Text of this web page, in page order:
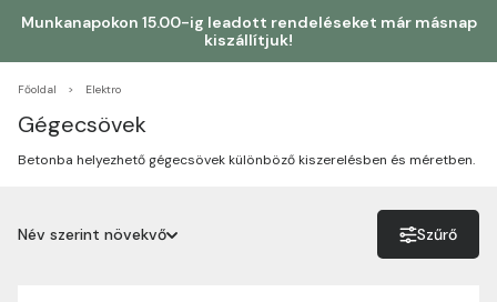
Munkanapokon 15.00-ig leadott rendeléseket már másnap
kiszállítjuk!
Főoldal Elektro
Gégecsövek
Betonba helyezhető gégecsövek különböző kiszerelésben és méretben.
Név szerint növekvő
Szűrő